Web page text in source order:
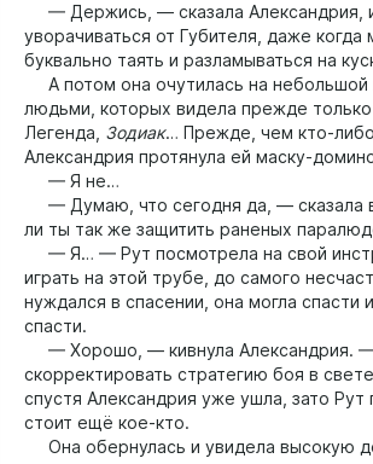
— Держись, — сказала Александрия, и
уворачиваться от Губителя, даже
буквально таять и разламываться на
А потом она очутилась на небольшой
людьми, которых видела прежде
Легенда, Зодиак… Прежде, чем кто-
Александрия протянула ей маску-
— Я не…
— Думаю, что сегодня да, — сказала
ли ты так же защитить раненых
— Я… — Рут посмотрела на свой
играть на этой трубе, до самого
нуждался в спасении, она могла спасти
спасти.
— Хорошо, — кивнула Александрия.
скорректировать стратегию боя в
спустя Александрия уже ушла, зато
стоит ещё кое-кто.
Она обернулась и увидела высокую